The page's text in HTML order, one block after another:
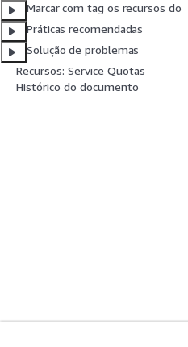
Marcar com tag os recursos do
Práticas recomendadas
Solução de problemas
Recursos: Service Quotas
Histórico do documento